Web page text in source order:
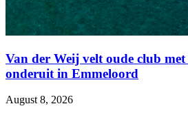
Van der Weij velt oude club
onderuit in Emmeloord
August 8, 2026